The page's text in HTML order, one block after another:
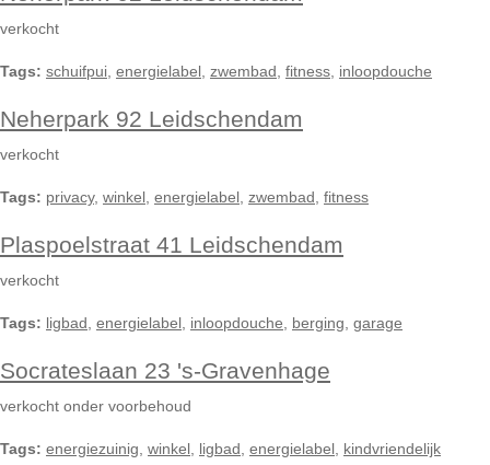
verkocht
Tags: schuifpui energielabel zwembad fitness inloopdouche
Neherpark 92 Leidschendam
verkocht
Tags: privacy, winkel energielabel zwembad fitness
Plaspoelstraat 41 Leidschendam
verkocht
Tags: ligbad energielabel inloopdouche berging garage
Socrateslaan 23 's-Gravenhage
verkocht onder voorbehoud
Tags: energiezuinig winkel ligbad energielabel kindvriendelijk